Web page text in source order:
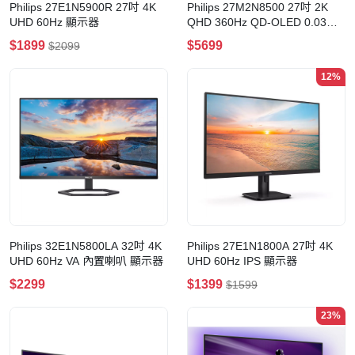
Philips 27E1N5900R 27吋 4K
UHD 60Hz 顯示器
$1899 $2099
Philips 27M2N8500 27吋 2K
QHD 360Hz QD-OLED 0.03ms
電競顯示器
$5699
Philips 32E1N5800LA 32吋 4K
UHD 60Hz VA 內置喇叭 顯示器
$2299
12%
Philips 27E1N1800A 27吋 4K
UHD 60Hz IPS 顯示器
$1399 $1599
23%